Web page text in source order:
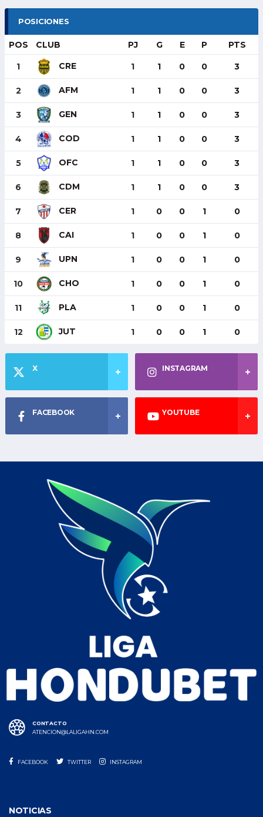
POSICIONES
POS CLUB PJ G E P PTS
1 CRE 1 1 0 0 3
2 AFM 1 1 0 0 3
3 GEN 1 1 0 0 3
4 COD 1 1 0 0 3
5 OFC 1 1 0 0 3
6 CDM 1 1 0 0 3
7 CER 1 0 0 1 0
8 CAI 1 0 0 1 0
9 UPN 1 0 0 1 0
10 CHO 1 0 0 1 0
11 PLA 1 0 0 1 0
12 JUT 1 0 0 1 0
X INSTAGRAM
FACEBOOK YOUTUBE
CONTACTO
ATENCION@LALIGAHN.COM
FACEBOOK TWITTER INSTAGRAM
NOTICIAS